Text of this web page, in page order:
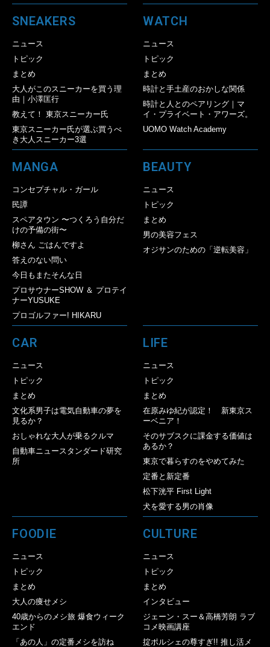
SNEAKERS
ニュース
トピック
まとめ
大人がこのスニーカーを買う理
由｜小澤匡行
教えて！ 東京スニーカー氏
東京スニーカー氏が選ぶ買うべ
き大人スニーカー3選
WATCH
ニュース
トピック
まとめ
時計と手土産のおかしな関係
時計と人とのペアリング｜マ
イ・プライベート・アワーズ。
UOMO Watch Academy
MANGA
コンセプチャル・ガール
民譚
スペアタウン 〜つくろう自分だ
けの予備の街〜
柳さん ごはんですよ
答えのない問い
今日もまたそんな日
プロサウナーSHOW ＆ プロテイ
ナーYUSUKE
プロゴルファー! HIKARU
BEAUTY
ニュース
トピック
まとめ
男の美容フェス
オジサンのための「逆転美容」
CAR
ニュース
トピック
まとめ
文化系男子は電気自動車の夢を
見るか？
おしゃれな大人が乗るクルマ
自動車ニュースタンダード研究
所
LIFE
ニュース
トピック
まとめ
在原みゆ紀が認定！ 新東京ス
ーベニア！
そのサブスクに課金する価値は
あるか？
東京で暮らすのをやめてみた
定番と新定番
松下洸平 First Light
犬を愛する男の肖像
FOODIE
ニュース
トピック
まとめ
大人の痩せメシ
40歳からのメシ旅 爆食ウィーク
エンド
「あの人」の定番メシを訪ね
CULTURE
ニュース
トピック
まとめ
インタビュー
ジェーン・スー＆高橋芳朗 ラブ
コメ映画講座
掟ポルシェの尊すぎ!! 推し活メ